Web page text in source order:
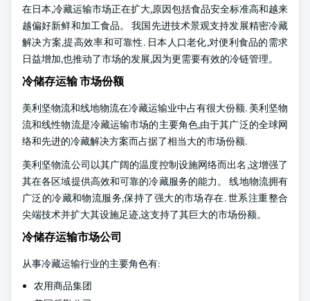
在日本,冷藏运输市场正在扩大,原因包括食品安全标准高和越来
越偏好新鲜和加工食品。 我国先进技术景观支持发展精密冷藏
解决方案,提高效率和可靠性. 日本人口老化,对便利食品的需求
日益增加,也推动了市场的发展,因为更需要有效的冷链管理。
冷储存运输 市场份额
美利坚物流和线地物流在冷藏运输业中占有很大份额. 美利坚物
流和线性物流是冷藏运输市场的主要角色,由于其广泛的全球网
络和先进的冷藏解决方案而占据了相当大的市场份额.
美利坚物流公司以其广阔的温度控制设施网络而出名,这增强了
其在各区域提供高效和可靠的冷藏服务的能力。 线地物流拥有
广泛的冷藏和物流服务,保持了强大的市场存在. 世系注重整合
尖端技术并扩大其设施足迹,这支持了其巨大的市场份额。
冷储存运输市场公司
从事冷藏运输行业的主要角色有:
农用商品集团